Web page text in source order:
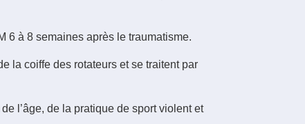
6 à 8 semaines après le traumatisme.
la coiffe des rotateurs et se traitent par
l’âge, de la pratique de sport violent et